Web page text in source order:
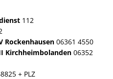
Planen, Bauen
(ÖPNV)
Bezug zur jüdischen
112
Rockenhausen 06361 4550
Kirchheimbolanden 06352
+ PLZ